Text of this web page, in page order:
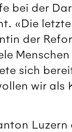
bei der
«Die
der
sich
wir als
Luzern